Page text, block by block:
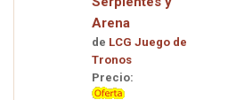
Arena
de LCG Juego de
Tronos
Precio: